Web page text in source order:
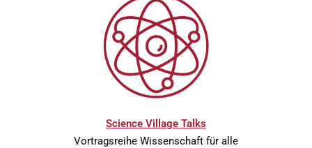
Science Village Talks
Vortragsreihe Wissenschaft für alle